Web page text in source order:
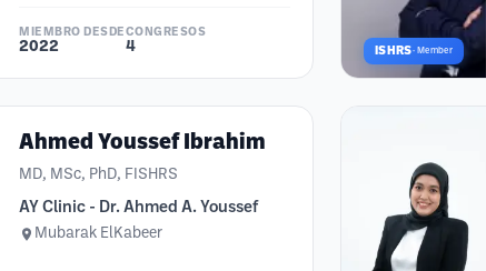
MIEMBRO DESDE
2022
CONGRESOS
4 ISHRS· Member
Ahmed Youssef Ibrahim
MD, MSc, PhD, FISHRS
AY Clinic - Dr. Ahmed A. Youssef
Mubarak ElKabeer